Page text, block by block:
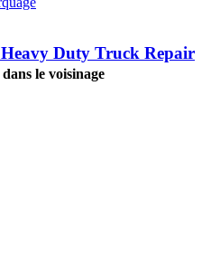
Duty Truck Repair
le voisinage